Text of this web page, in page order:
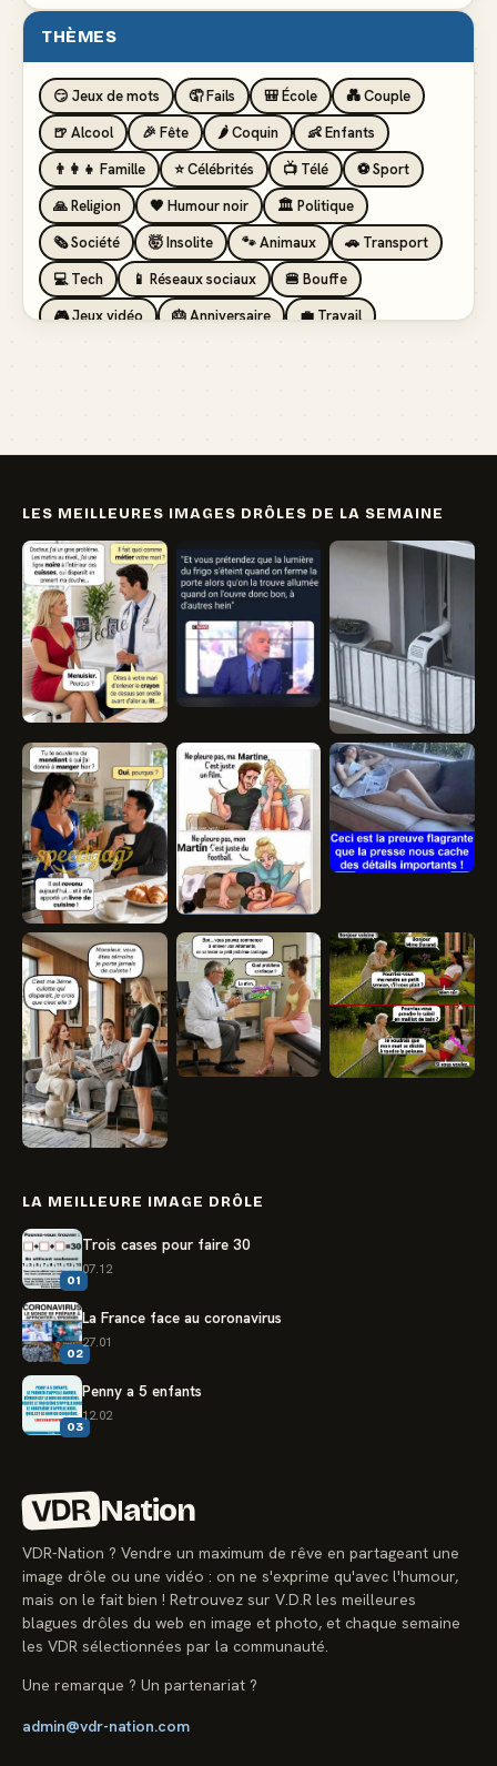
THÈMES
😏 Jeux de mots 🤦 Fails 🎒 École
💑 Couple
🍺 Alcool
🎉 Fête 🌶️ Coquin
👶 Enfants
👨‍👩‍👧 Famille
⭐ Célébrités 📺 Télé
⚽ Sport
🙏 Religion
🖤 Humour noir
🏛️ Politique
🗞️ Société
🤯 Insolite 🐾 Animaux
🚗 Transport
💻 Tech
📱 Réseaux sociaux
🍔 Bouffe
🎮 Jeux vidéo
🎂 Anniversaire
💼 Travail
LES MEILLEURES IMAGES DRÔLES DE LA SEMAINE
LA MEILLEURE IMAGE DRÔLE
01
Trois cases pour faire 30
07.12
02
La France face au coronavirus
27.01
03
Penny a 5 enfants
12.02
VDR Nation
VDR-Nation ? Vendre un maximum de rêve en partageant une
image drôle ou une vidéo : on ne s'exprime qu'avec l'humour,
mais on le fait bien ! Retrouvez sur V.D.R les meilleures
blagues drôles du web en image et photo, et chaque semaine
les VDR sélectionnées par la communauté.
Une remarque ? Un partenariat ?
admin@vdr-nation.com